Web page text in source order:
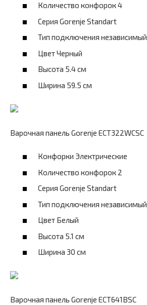
Количество конфорок 4
Серия Gorenje Standart
Тип подключения независимый
Цвет Черный
Высота 5.4 см
Ширина 59.5 см
Варочная панель Gorenje ECT322WCSC
Конфорки Электрические
Количество конфорок 2
Серия Gorenje Standart
Тип подключения независимый
Цвет Белый
Высота 5.1 см
Ширина 30 см
Варочная панель Gorenje ECT641BSC